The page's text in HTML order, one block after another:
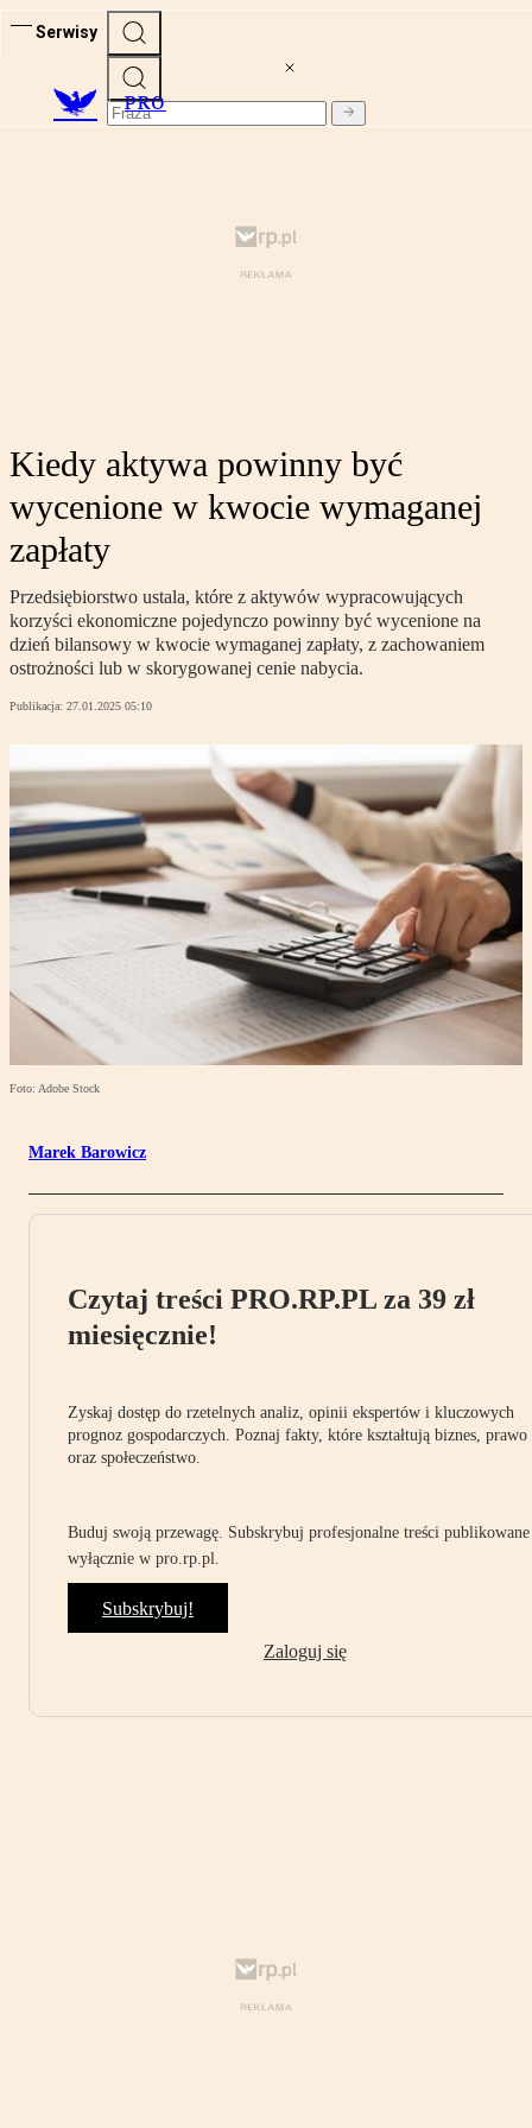
Serwisy
PRO
Kiedy aktywa powinny być
wycenione w kwocie wymaganej
zapłaty
Przedsiębiorstwo ustala, które z aktywów wypracowujących
korzyści ekonomiczne pojedynczo powinny być wycenione na
dzień bilansowy w kwocie wymaganej zapłaty, z zachowaniem
ostrożności lub w skorygowanej cenie nabycia.
Publikacja: 27.01.2025 05:10
Foto: Adobe Stock
Marek Barowicz
Czytaj treści PRO.RP.PL za 39 zł
miesięcznie!
Zyskaj dostęp do rzetelnych analiz, opinii ekspertów i kluczowych
prognoz gospodarczych. Poznaj fakty, które kształtują biznes, prawo
oraz społeczeństwo.
Buduj swoją przewagę. Subskrybuj profesjonalne treści publikowane
wyłącznie w pro.rp.pl.
Subskrybuj!
Zaloguj się